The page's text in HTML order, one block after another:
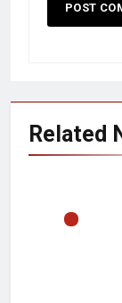
Related